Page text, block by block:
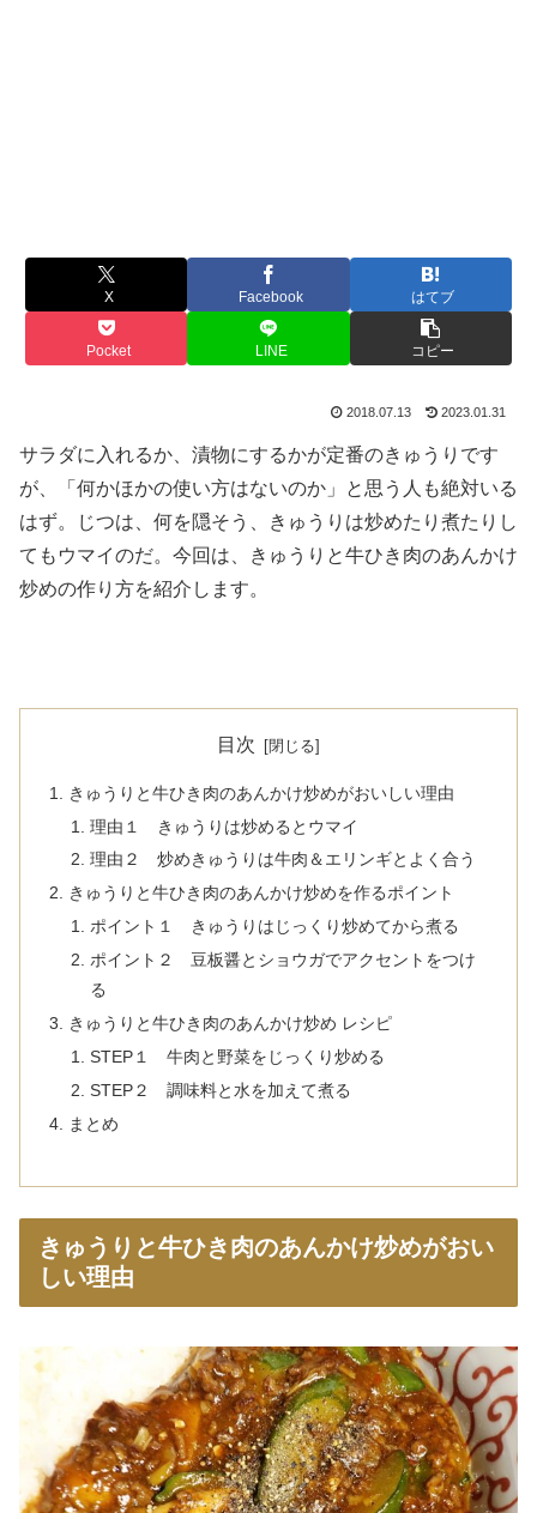
X Facebook はてブ
Pocket LINE コピー
2018.07.13 2023.01.31
サラダに入れるか、漬物にするかが定番のきゅうりです
が、「何かほかの使い方はないのか」と思う人も絶対いる
はず。じつは、何を隠そう、きゅうりは炒めたり煮たりし
てもウマイのだ。今回は、きゅうりと牛ひき肉のあんかけ
炒めの作り方を紹介します。
目次
きゅうりと牛ひき肉のあんかけ炒めがおいしい理由
理由１ きゅうりは炒めるとウマイ
理由２ 炒めきゅうりは牛肉＆エリンギとよく合う
きゅうりと牛ひき肉のあんかけ炒めを作るポイント
ポイント１ きゅうりはじっくり炒めてから煮る
ポイント２ 豆板醤とショウガでアクセントをつけ
る
きゅうりと牛ひき肉のあんかけ炒め レシピ
STEP１ 牛肉と野菜をじっくり炒める
STEP２ 調味料と水を加えて煮る
まとめ
きゅうりと牛ひき肉のあんかけ炒めがおい
しい理由